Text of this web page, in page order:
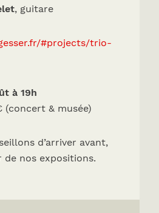
, guitare
#projects/trio-
à 19h
& musée)
d’arriver avant,
nos expositions.